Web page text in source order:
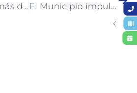
Se invertirán más de $500 millones en una obra de saneamiento en Colón El Municipio impulsa charlas sobre Dengue en distintas escuelas de la Ciudad